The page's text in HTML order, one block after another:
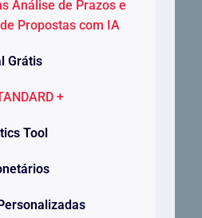
Análise de Prazos e
Propostas com IA
Grátis
+
Tool